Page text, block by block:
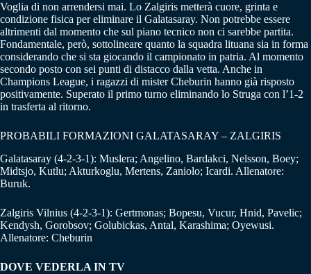
Voglia di non arrendersi mai. Lo Zalgiris metterà cuore, grinta e
condizione fisica per eliminare il Galatasaray. Non potrebbe essere
altrimenti dal momento che sul piano tecnico non ci sarebbe partita.
Fondamentale, però, sottolineare quanto la squadra lituana sia in forma
considerando che si sta giocando il campionato in patria. Al momento
secondo posto con sei punti di distacco dalla vetta. Anche in
Champions League, i ragazzi di mister Cheburin hanno già risposto
positivamente. Superato il primo turno eliminando lo Struga con l’1-2
in trasferta al ritorno.
PROBABILI FORMAZIONI GALATASARAY – ZALGIRIS
Galatasaray (4-2-3-1): Muslera; Angelino, Bardakci, Nelsson, Boey;
Midtsjo, Kutlu; Akturkoglu, Mertens, Zaniolo; Icardi. Allenatore:
Buruk.
Zalgiris Vilnius (4-2-3-1): Gertmonas; Bopesu, Vucur, Hnid, Pavelic;
Kendysh, Gorobsov; Golubickas, Antal, Karashima; Oyewusi.
Allenatore: Cheburin
DOVE VEDERLA IN TV